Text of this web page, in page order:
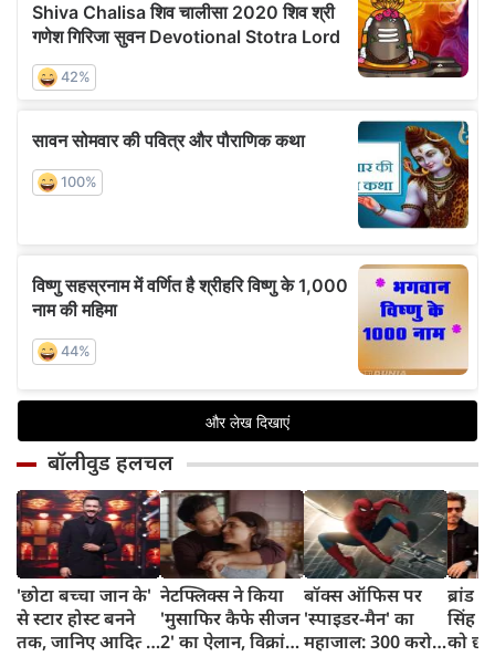
बॉलीवुड हलचल
'छोटा बच्चा जान के'
से स्टार होस्ट बनने
तक, जानिए आदित्य
नेटफ्लिक्स ने किया
'मुसाफिर कैफे सीजन
2' का ऐलान, विक्रांत
बॉक्स ऑफिस पर
'स्पाइडर-मैन' का
महाजाल: 300 करोड़
ब्रांड
सिंह ने
को